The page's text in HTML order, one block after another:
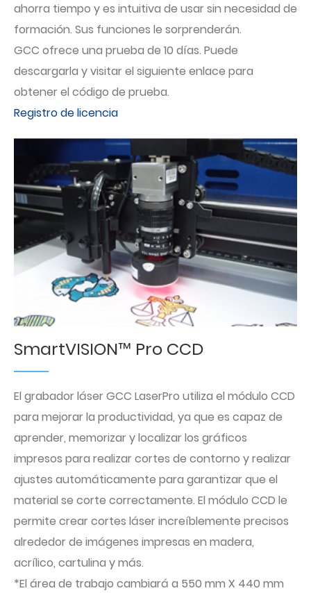
ahorra tiempo y es intuitiva de usar sin necesidad de
formación. Sus funciones le sorprenderán.
GCC ofrece una prueba de 10 días. Puede
descargarla y visitar el siguiente enlace para
obtener el código de prueba.
Registro de licencia
SmartVISION™ Pro CCD
El grabador láser GCC LaserPro utiliza el módulo CCD
para mejorar la productividad, ya que es capaz de
aprender, memorizar y localizar los gráficos
impresos para realizar cortes de contorno y realizar
ajustes automáticamente para garantizar que el
material se corte correctamente. El módulo CCD le
permite crear cortes láser increíblemente precisos
alrededor de imágenes impresas en madera,
acrílico, cartulina y más.
*El área de trabajo cambiará a 550 mm X 440 mm